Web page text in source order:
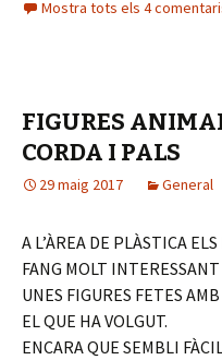
b
k
Mostra tots els 4
FIGURES
CORDA I PALS
29 maig 2017 General
A L’ÀREA DE PLÀSTICA
FANG MOLT
UNES FIGURES FETES
EL QUE HA VOLGUT.
ENCARA QUE SEMBLI